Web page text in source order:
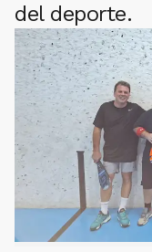
del deporte.